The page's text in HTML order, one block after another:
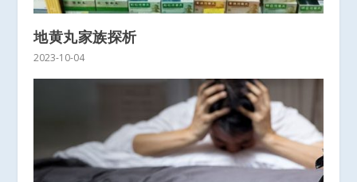
地黄丸家族探析
2023-10-04